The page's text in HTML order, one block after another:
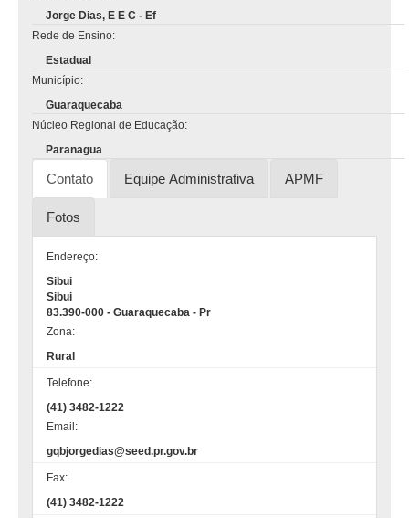
Jorge Dias, E E C - Ef
Rede de Ensino:
Estadual
Município:
Guaraquecaba
Núcleo Regional de Educação:
Paranagua
Contato Equipe Administrativa APMF
Fotos
Endereço:
Sibui
Sibui
83.390-000 - Guaraquecaba - Pr
Zona:
Rural
Telefone:
(41) 3482-1222
Email:
gqbjorgedias@seed.pr.gov.br
Fax:
(41) 3482-1222